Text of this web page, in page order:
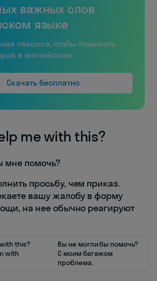
важных слов
языке
лексика, чтобы понимать
в английском
Скачать бесплатно
me with this?
мне помочь?
просьбу, чем приказ.
вашу жалобу в форму
на нее обычно реагируют
this?
with
Вы не могли бы помочь?
С моим багажом
проблема.